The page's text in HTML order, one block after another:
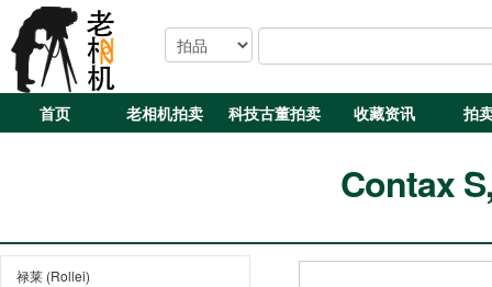
首页 老相机拍卖 科技古董拍卖 收藏资讯 拍
Contax
禄莱 (Rollei)